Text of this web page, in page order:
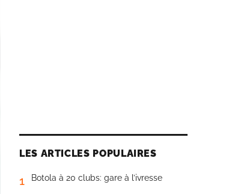
LES ARTICLES POPULAIRES
1 Botola à 20 clubs: gare à l’ivresse